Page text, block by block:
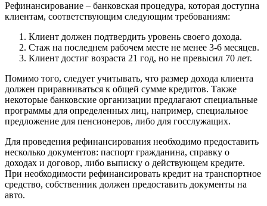
Рефинансирование – банковская процедура, которая доступна
клиентам, соответствующим следующим требованиям:
Клиент должен подтвердить уровень своего дохода.
Стаж на последнем рабочем месте не менее 3-6 месяцев.
Клиент достиг возраста 21 год, но не превысил 70 лет.
Помимо того, следует учитывать, что размер дохода клиента
должен приравниваться к общей сумме кредитов. Также
некоторые банковские организации предлагают специальные
программы для определенных лиц, например, специальное
предложение для пенсионеров, либо для госслужащих.
Для проведения рефинансирования необходимо предоставить
несколько документов: паспорт гражданина, справку о
доходах и договор, либо выписку о действующем кредите.
При необходимости рефинансировать кредит на транспортное
средство, собственник должен предоставить документы на
авто.